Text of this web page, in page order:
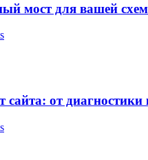
мост для вашей
от диагностики